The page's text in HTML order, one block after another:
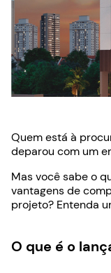
Quem está à
deparou com um
Mas você sabe o
vantagens de
projeto? Entenda
O que é o